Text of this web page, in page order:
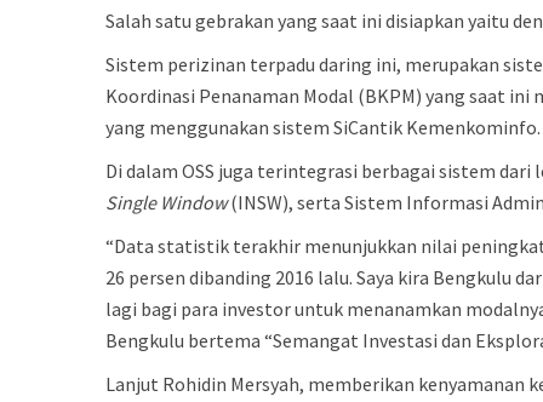
Salah satu gebrakan yang saat ini disiapkan yaitu
Sistem perizinan terpadu daring ini, merupakan
Koordinasi Penanaman Modal (BKPM) yang saat
yang menggunakan sistem SiCantik Kemenkominfo.
Di dalam OSS juga terintegrasi berbagai sistem
Single Window(INSW), serta Sistem Informasi
“Data statistik terakhir menunjukkan nilai
26 persen dibanding 2016 lalu. Saya kira Bengkulu
lagi bagi para investor untuk menanamkan
Bengkulu bertema “Semangat Investasi dan
Lanjut Rohidin Mersyah, memberikan kenyamanan